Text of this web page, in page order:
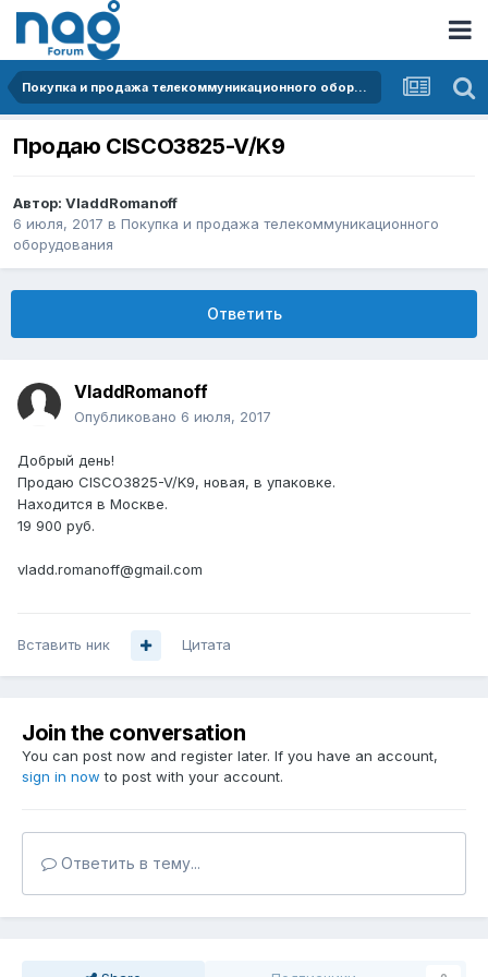
Покупка и продажа телекоммуникационного оборудования
Продаю CISCO3825-V/K9
Автор: VladdRomanoff
6 июля, 2017 в Покупка и продажа телекоммуникационного
оборудования
Ответить
VladdRomanoff
Опубликовано 6 июля, 2017
Добрый день!
Продаю CISCO3825-V/K9, новая, в упаковке.
Находится в Москве.
19 900 руб.
vladd.romanoff@gmail.com
Вставить ник Цитата
Join the conversation
You can post now and register later. If you have an account,
sign in now to post with your account.
Ответить в тему...